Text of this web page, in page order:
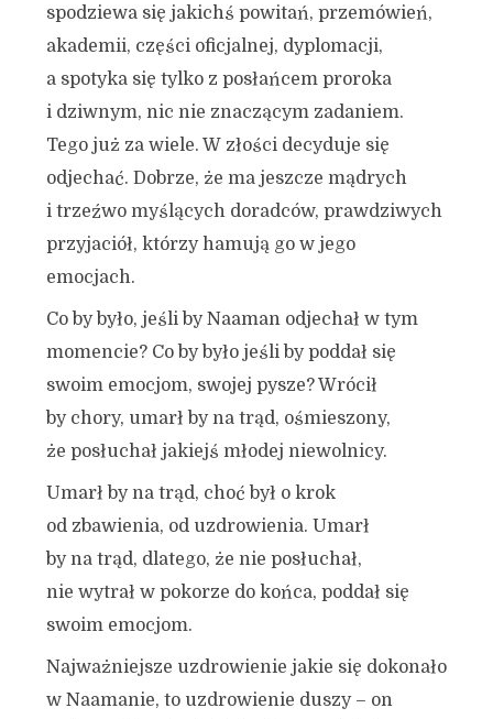
spodziewa się jakichś powitań, przemówień,
akademii, części oficjalnej, dyplomacji,
a spotyka się tylko z posłańcem proroka
i dziwnym, nic nie znaczącym zadaniem.
Tego już za wiele. W złości decyduje się
odjechać. Dobrze, że ma jeszcze mądrych
i trzeźwo myślących doradców, prawdziwych
przyjaciół, którzy hamują go w jego
emocjach.
Co by było, jeśli by Naaman odjechał w tym
momencie? Co by było jeśli by poddał się
swoim emocjom, swojej pysze? Wrócił
by chory, umarł by na trąd, ośmieszony,
że posłuchał jakiejś młodej niewolnicy.
Umarł by na trąd, choć był o krok
od zbawienia, od uzdrowienia. Umarł
by na trąd, dlatego, że nie posłuchał,
nie wytrał w pokorze do końca, poddał się
swoim emocjom.
Najważniejsze uzdrowienie jakie się dokonało
w Naamanie, to uzdrowienie duszy – on